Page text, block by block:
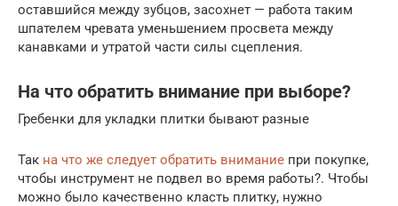
оставшийся между зубцов, засохнет — работа таким
шпателем чревата уменьшением просвета между
канавками и утратой части силы сцепления.
На что обратить внимание при выборе?
Гребенки для укладки плитки бывают разные
Так на что же следует обратить внимание при покупке,
чтобы инструмент не подвел во время работы?. Чтобы
можно было качественно класть плитку, нужно